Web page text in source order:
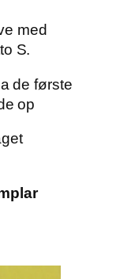
med
S.
de første
op